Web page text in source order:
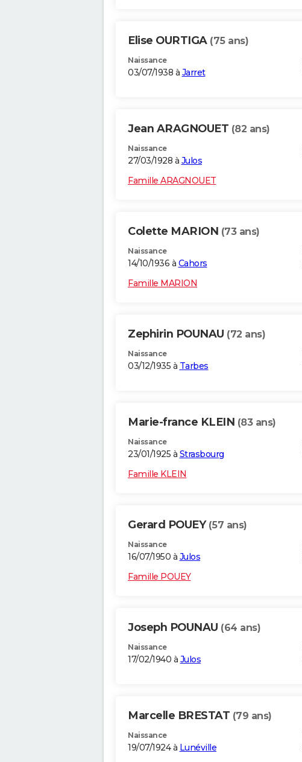
Elise OURTIGA (75 ans)
Naissance
03/07/1938 à Jarret
Jean ARAGNOUET (82 ans)
Naissance
27/03/1928 à Julos
Famille ARAGNOUET
Colette MARION (73 ans)
Naissance
14/10/1936 à Cahors
Famille MARION
Zephirin POUNAU (72 ans)
Naissance
03/12/1935 à Tarbes
Marie-france KLEIN (83 ans)
Naissance
23/01/1925 à Strasbourg
Famille KLEIN
Gerard POUEY (57 ans)
Naissance
16/07/1950 à Julos
Famille POUEY
Joseph POUNAU (64 ans)
Naissance
17/02/1940 à Julos
Marcelle BRESTAT (79 ans)
Naissance
19/07/1924 à Lunéville